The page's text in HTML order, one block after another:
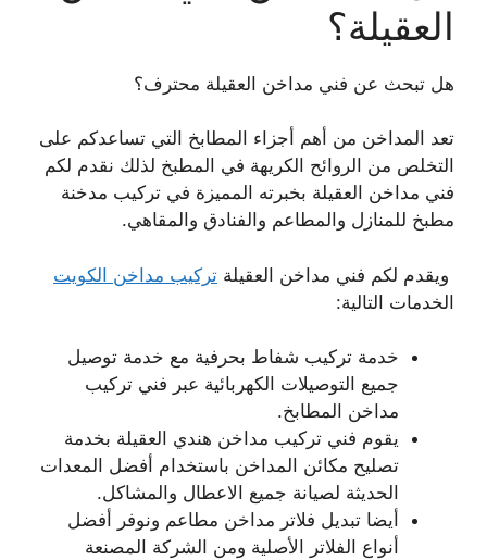
العقيلة؟
هل تبحث عن فني مداخن العقيلة محترف؟
تعد المداخن من أهم أجزاء المطابخ التي تساعدكم على
التخلص من الروائح الكريهة في المطبخ لذلك نقدم لكم
فني مداخن العقيلة بخبرته المميزة في تركيب مدخنة
مطبخ للمنازل والمطاعم والفنادق والمقاهي.
ويقدم لكم فني مداخن العقيلة تركيب مداخن الكويت
الخدمات التالية:
خدمة تركيب شفاط بحرفية مع خدمة توصيل
جميع التوصيلات الكهربائية عبر فني تركيب
مداخن المطابخ.
يقوم فني تركيب مداخن هندي العقيلة بخدمة
تصليح مكائن المداخن باستخدام أفضل المعدات
الحديثة لصيانة جميع الاعطال والمشاكل.
أيضا تبديل فلاتر مداخن مطاعم ونوفر أفضل
أنواع الفلاتر الأصلية ومن الشركة المصنعة